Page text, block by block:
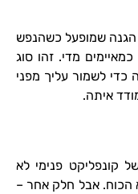
הגנה שמופעל כשהנפש
מדי. זהו סוג
לשמור עליך מפני
איתה.
קונפליקט פנימי לא
הכוח. אבל חלק אחר –